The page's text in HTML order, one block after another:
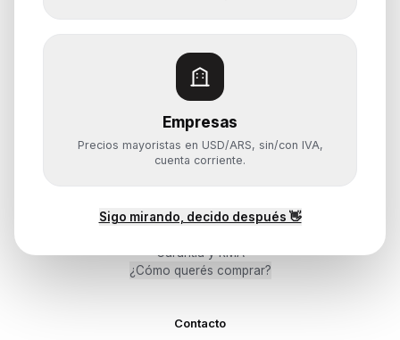
Empresas
Precios mayoristas en USD/ARS, sin/con IVA,
cuenta corriente.
Sigo mirando, decido después 👋
Notebooks
Servidores y NAS
Componentes
Monitores y Pantallas
Ayuda
Mis pedidos
Garantía y RMA
¿Cómo querés comprar?
Contacto